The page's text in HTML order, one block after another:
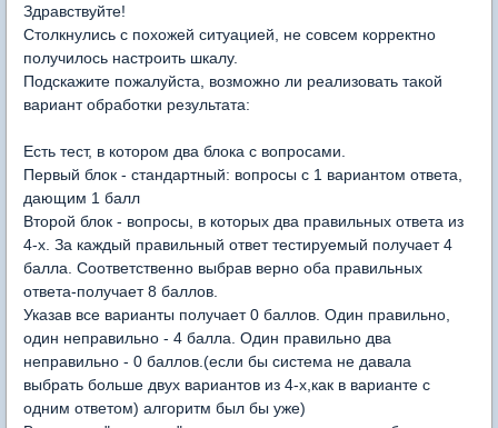
Здравствуйте!
Столкнулись с похожей ситуацией, не совсем корректно
получилось настроить шкалу.
Подскажите пожалуйста, возможно ли реализовать такой
вариант обработки результата:
Есть тест, в котором два блока с вопросами.
Первый блок - стандартный: вопросы с 1 вариантом ответа,
дающим 1 балл
Второй блок - вопросы, в которых два правильных ответа из
4-х. За каждый правильный ответ тестируемый получает 4
балла. Соответственно выбрав верно оба правильных
ответа-получает 8 баллов.
Указав все варианты получает 0 баллов. Один правильно,
один неправильно - 4 балла. Один правильно два
неправильно - 0 баллов.(если бы система не давала
выбрать больше двух вариантов из 4-х,как в варианте с
одним ответом) алгоритм был бы уже)